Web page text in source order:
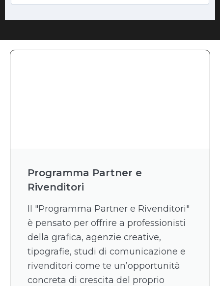
Programma Partner e
Rivenditori
Il "Programma Partner e Rivenditori"
è pensato per offrire a professionisti
della grafica, agenzie creative,
tipografie, studi di comunicazione e
rivenditori come te un’opportunità
concreta di crescita del proprio